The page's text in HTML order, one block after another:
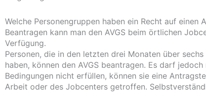
Welche Personengruppen haben ein Recht auf einen
Beantragen kann man den AVGS beim örtlichen
Verfügung.
Personen, die in den letzten drei Monaten über
haben, können den AVGS beantragen. Es darf
Bedingungen nicht erfüllen, können sie eine
Arbeit oder des Jobcenters getroffen.